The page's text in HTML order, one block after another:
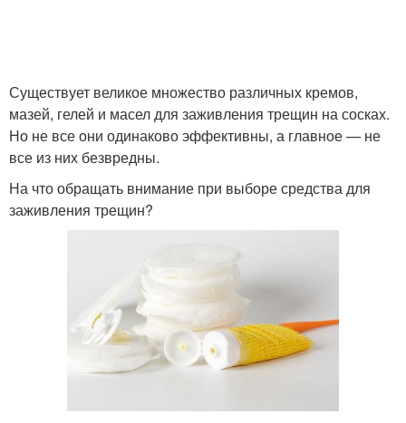
Существует великое множество различных кремов,
мазей, гелей и масел для заживления трещин на сосках.
Но не все они одинаково эффективны, а главное — не
все из них безвредны.
На что обращать внимание при выборе средства для
заживления трещин?